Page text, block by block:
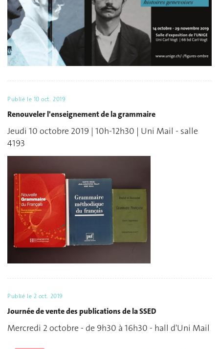
Publié le 10 oct. 2019
Renouveler l'enseignement de la grammaire
Jeudi 10 octobre 2019 | 10h-12h30 | Uni Mail - salle
4193
Publié le 2 oct. 2019
Journée de vente des publications de la SSED
Mercredi 2 octobre - de 9h30 à 16h30 - hall d'Uni Mail